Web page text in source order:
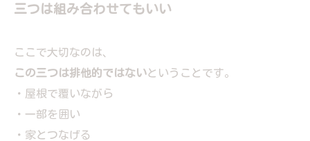
三つは組み合わせてもいい
ここで大切なのは、
この三つは排他的ではないということです。
・屋根で覆いながら
・一部を囲い
・家とつなげる